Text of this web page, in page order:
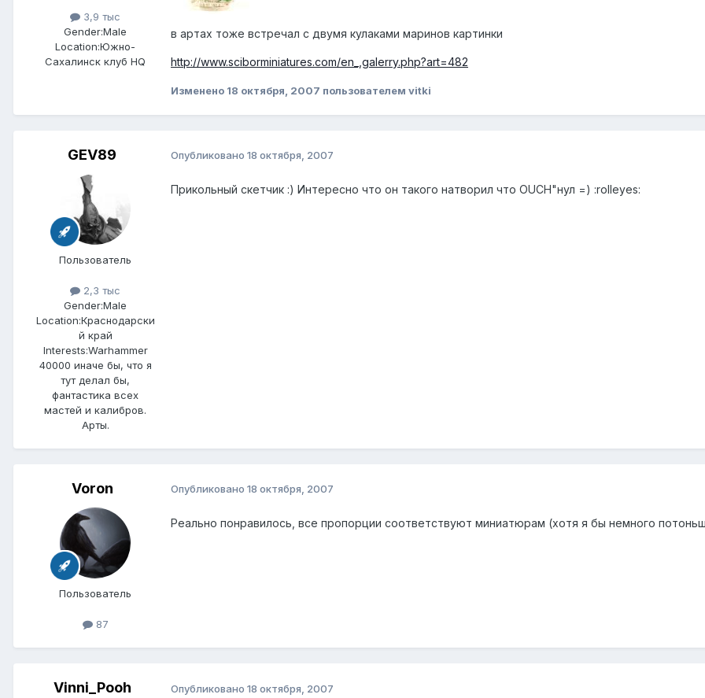
3,9 тыс
Gender:Male
Location:Южно-
Сахалинск клуб HQ
в артах тоже встречал с двумя кулаками маринов картинки
http://www.sciborminiatures.com/en_,galerry.php?art=482
Изменено 18 октября, 2007 пользователем vitki
GEV89
Пользователь
2,3 тыс
Gender:Male
Location:Краснодарски
й край
Interests:Warhammer
40000 иначе бы, что я
тут делал бы,
фантастика всех
мастей и калибров.
Арты.
Опубликовано 18 октября, 2007
Прикольный скетчик :) Интересно что он такого натворил что OUCH"нул =) :rolleyes:
Voron
Пользователь
87
Опубликовано 18 октября, 2007
Реально понравилось, все пропорции соответствуют миниатюрам (хотя я бы немного
Vinni_Pooh Опубликовано 18 октября, 2007